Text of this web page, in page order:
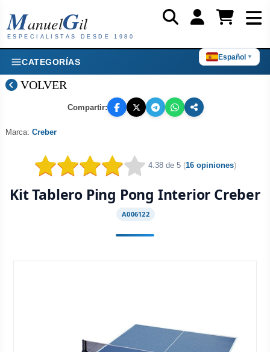
Español ▼
ManuelGil
ESPECIALISTAS DESDE 1980
CATEGORÍAS
VOLVER
Compartir:
4.38 de 5 (16 opiniones)
Kit Tablero Ping Pong Interior Creber
A006122
Marca: Creber